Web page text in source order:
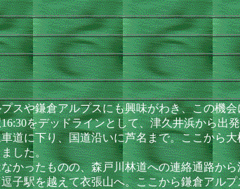
や鎌倉アルプスにも興味がわき、この機
をデッドラインとして、津久井浜から出
に下り、国道沿いに芦名まで。ここから
した。
ったものの、森戸川林道への連絡通路か
子駅を越えて衣張山へ。ここから鎌倉アル